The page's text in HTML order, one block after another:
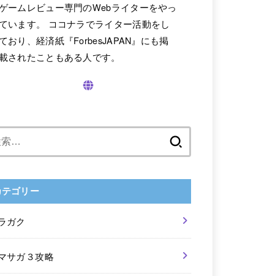
ームレビュー専門のWebライターをやっ
います。 ココナラでライター活動をし
おり、経済紙『ForbesJAPAN』にも掲
されたこともある人です。
テゴリー
ガク
サガ３攻略